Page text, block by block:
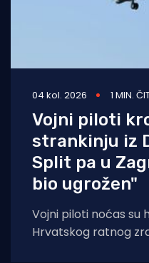
04 kol. 2026 1 MIN.
Vojni piloti
strankinju iz
Split pa u
bio ugrožen"
Vojni piloti noćas su
Hrvatskog ratnog